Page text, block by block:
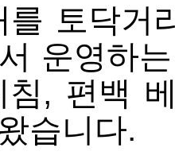
를 토닥거
운영하
침, 편백
습니다.